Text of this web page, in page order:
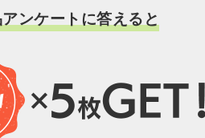
ンケートに答えると